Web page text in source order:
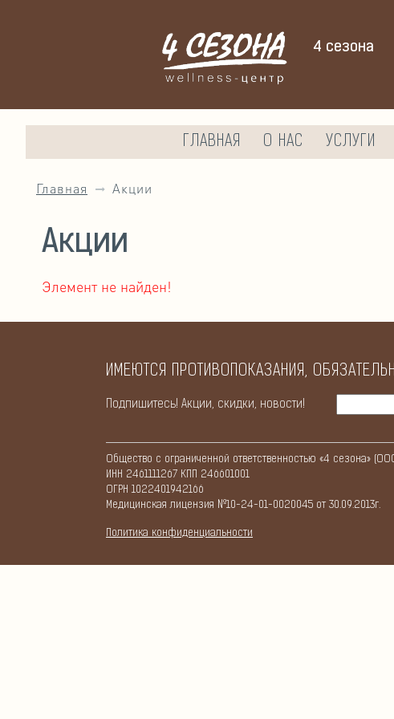
4 сезона
ГЛАВНАЯ О НАС УСЛУГИ
Главная Акции
Акции
Элемент не найден!
ИМЕЮТСЯ ПРОТИВОПОКАЗАНИЯ,
Подпишитесь! Акции, скидки, новости!
Общество с ограниченной ответственностью «4 сезона»
ИНН 2461111267 КПП 246601001
ОГРН 1022401942166
Медицинская лицензия №10-24-01-0020045 от 30.09.2013г.
Политикa конфиденциальности